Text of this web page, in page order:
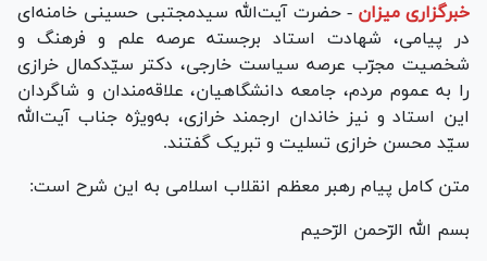
خبرگزاری میزان - حضرت آیت‌الله سیدمجتبی حسینی خامنه‌ای
در پیامی، شهادت استاد برجسته عرصه علم و فرهنگ و
شخصیت مجرّب عرصه سیاست خارجی، دکتر سیّدکمال خرازی
را به عموم مردم، جامعه دانشگاهیان، علاقه‌مندان و شاگردان
این استاد و نیز خاندان ارجمند خرازی، به‌ویژه جناب آیت‌الله
سیّد محسن خرازی تسلیت و تبریک گفتند.
متن کامل پیام رهبر معظم انقلاب اسلامی به این شرح است:
بسم الله الرّحمن الرّحیم